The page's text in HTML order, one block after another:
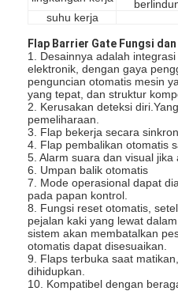
suhu kerja
Flap Barrier Gate Fungsi
1. Desainnya adalah
elektronik, dengan gaya
penguncian otomatis mesin
yang tepat, dan struktur
2. Kerusakan deteksi
pemeliharaan.
3. Flap bekerja secara sinkron.
4. Flap pembalikan otomatis
5. Alarm suara dan visual jika
6. Umpan balik otomatis
7. Mode operasional dapat
pada papan kontrol.
8. Fungsi reset otomatis,
pejalan kaki yang lewat
sistem akan membatalkan
otomatis dapat disesuaikan.
9. Flaps terbuka saat
dihidupkan.
10. Kompatibel dengan